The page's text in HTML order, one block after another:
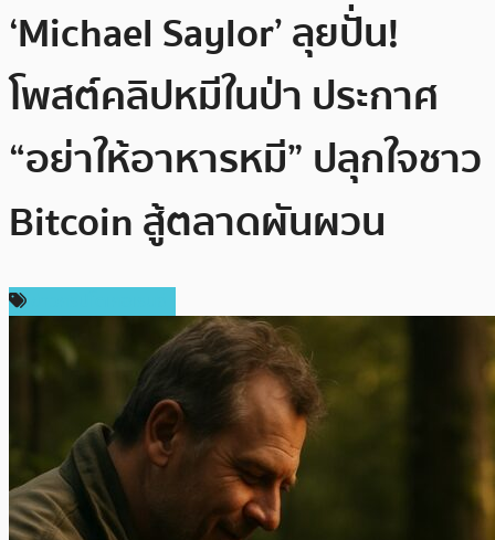
‘Michael Saylor’ ลุยปั่น!
โพสต์คลิปหมีในป่า ประกาศ
“อย่าให้อาหารหมี” ปลุกใจชาว
Bitcoin สู้ตลาดผันผวน